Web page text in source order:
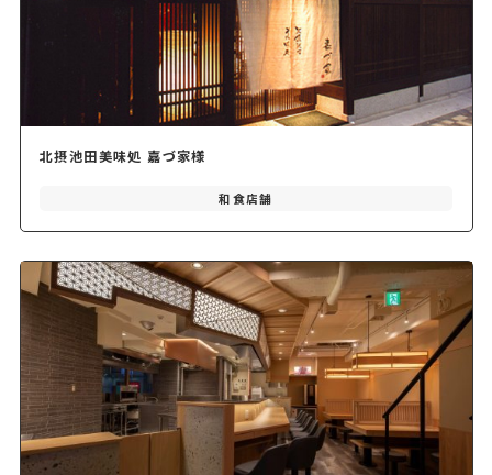
北摂池田美味処 嘉づ家様
和食店舗